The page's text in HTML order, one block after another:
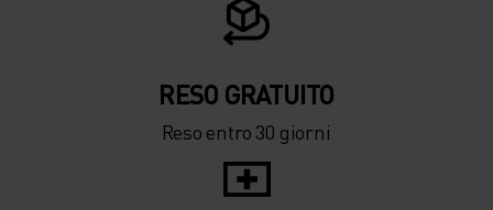
RESO GRATUITO
Reso entro 30 giorni